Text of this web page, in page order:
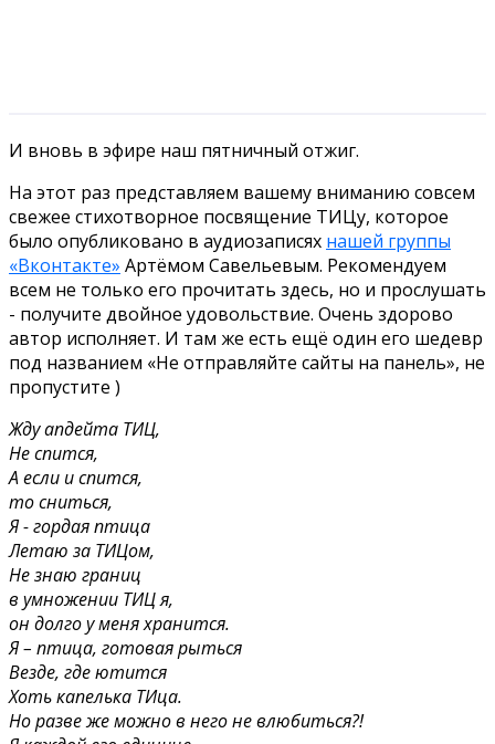
И вновь в эфире наш пятничный отжиг.
На этот раз представляем вашему вниманию совсем
свежее стихотворное посвящение ТИЦу, которое
было опубликовано в аудиозаписях нашей группы
«Вконтакте» Артёмом Савельевым. Рекомендуем
всем не только его прочитать здесь, но и прослушать
- получите двойное удовольствие. Очень здорово
автор исполняет. И там же есть ещё один его шедевр
под названием «Не отправляйте сайты на панель», не
пропустите )
Жду апдейта ТИЦ,
Не спится,
А если и спится,
то сниться,
Я - гордая птица
Летаю за ТИЦом,
Не знаю границ
в умножении ТИЦ я,
он долго у меня хранится.
Я – птица, готовая рыться
Везде, где ютится
Хоть капелька ТИца.
Но разве же можно в него не влюбиться?!